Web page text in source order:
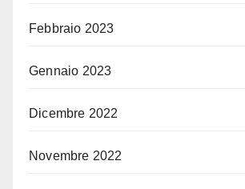
Febbraio 2023
Gennaio 2023
Dicembre 2022
Novembre 2022